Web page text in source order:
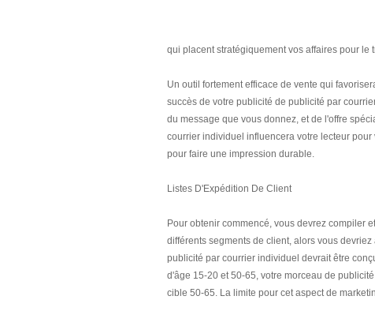
qui placent stratégiquement vos affaires pour
Un outil fortement efficace de vente qui
succès de votre publicité de publicité par
du message que vous donnez, et de l'offre
courrier individuel influencera votre lecteur
pour faire une impression durable.
Listes D'Expédition De Client
Pour obtenir commencé, vous devrez compiler
différents segments de client, alors vous
publicité par courrier individuel devrait être
d'âge 15-20 et 50-65, votre morceau de
cible 50-65. La limite pour cet aspect de